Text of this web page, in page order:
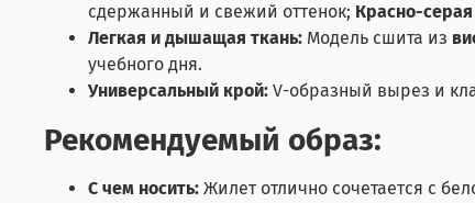
сдержанный и свежий оттенок; Красно-
Легкая и дышащая ткань: Модель сшита из
учебного дня.
Универсальный крой: V-образный вырез и
Рекомендуемый образ:
С чем носить: Жилет отлично сочетается с